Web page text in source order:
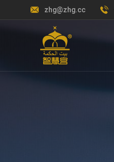
zhg@zhg.cc